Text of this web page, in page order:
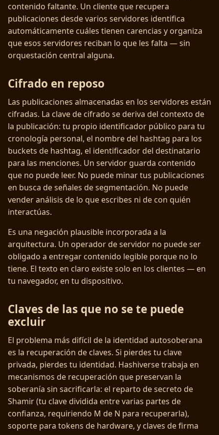
contenido faltante. Un cliente que recupera
publicaciones desde varios servidores identifica
automáticamente cuáles tienen carencias y organiza
que esos servidores reciban lo que les falta — sin
orquestación central alguna.
Cifrado en reposo
Las publicaciones almacenadas en los servidores están
cifradas. La clave de cifrado se deriva del contexto de
la publicación: tu propio identificador público para tu
cronología personal, el nombre del hashtag para los
buckets de hashtag, el identificador del destinatario
para las menciones. Un servidor guarda contenido
que no puede leer. No puede minar tus publicaciones
en busca de señales de segmentación. No puede
vender análisis de lo que escribes ni de con quién
interactúas.
Es una negación plausible incorporada a la
arquitectura. Un operador de servidor no puede ser
obligado a entregar contenido legible porque no lo
tiene. El texto en claro existe solo en los clientes — en
tu navegador, en tu dispositivo.
Claves de las que no se te puede
excluir
El problema más difícil de la identidad autosoberana
es la recuperación de claves. Si pierdes tu clave
privada, pierdes tu identidad. Hashiverse trabaja en
mecanismos de recuperación que preservan la
soberanía sin sacrificarla: el reparto de secreto de
Shamir (tu clave dividida entre varias partes de
confianza, requiriendo M de N para recuperarla),
soporte para tokens de hardware, y claves de firma